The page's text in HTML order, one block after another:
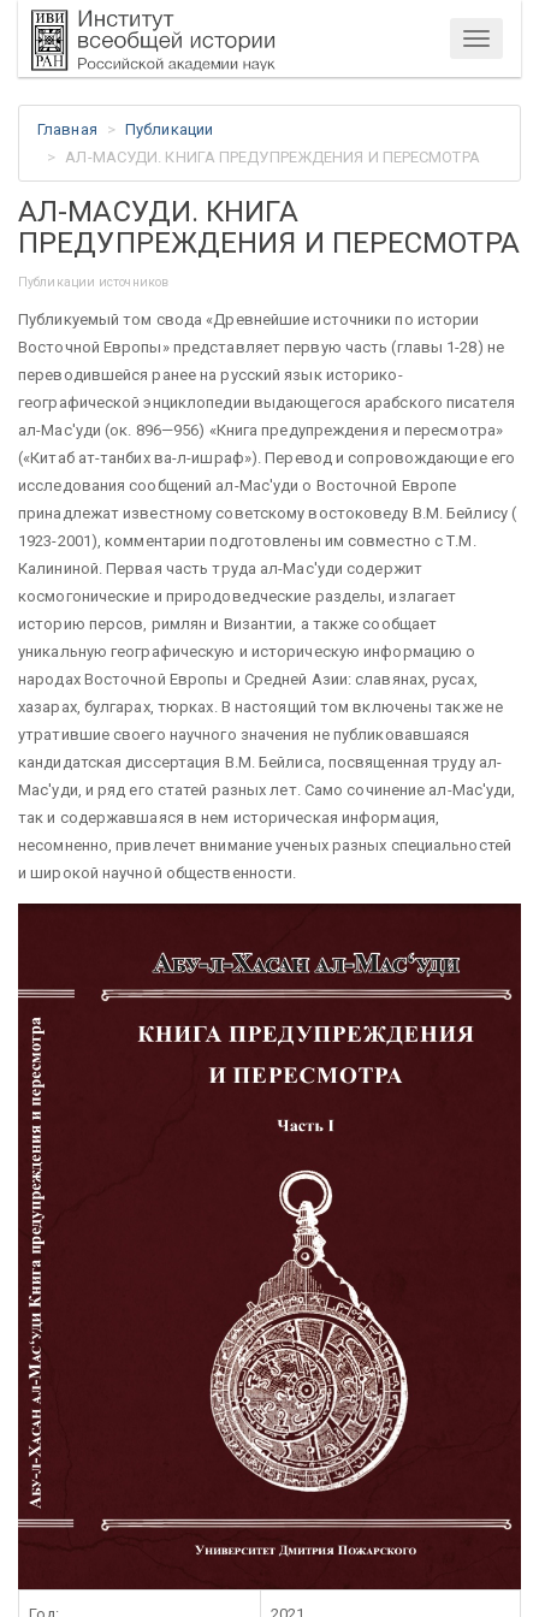
Меню
Главная
Публикации
АЛ-МАСУДИ. КНИГА ПРЕДУПРЕЖДЕНИЯ И ПЕРЕСМОТРА
АЛ-МАСУДИ. КНИГА
ПРЕДУПРЕЖДЕНИЯ И ПЕРЕСМОТРА
Публикации источников
Публикуемый том свода «Древнейшие источники по истории
Восточной Европы» представляет первую часть (главы 1-28) не
переводившейся ранее на русский язык историко-
географической энциклопедии выдающегося арабского писателя
ал-Мас'уди (ок. 896—956) «Книга предупреждения и пересмотра»
(«Китаб ат-танбих ва-л-ишраф»). Перевод и сопровождающие его
исследования сообщений ал-Мас'уди о Восточной Европе
принадлежат известному советскому востоковеду В.М. Бейлису (
1923-2001), комментарии подготовлены им совместно с Т.М.
Калининой. Первая часть труда ал-Мас'уди содержит
космогонические и природоведческие разделы, излагает
историю персов, римлян и Византии, а также сообщает
уникальную географическую и историческую информацию о
народах Восточной Европы и Средней Азии: славянах, русах,
хазарах, булгарах, тюрках. В настоящий том включены также не
утратившие своего научного значения не публиковавшаяся
кандидатская диссертация В.М. Бейлиса, посвященная труду ал-
Мас'уди, и ряд его статей разных лет. Само сочинение ал-Мас'уди,
так и содержавшаяся в нем историческая информация,
несомненно, привлечет внимание ученых разных специальностей
и широкой научной общественности.